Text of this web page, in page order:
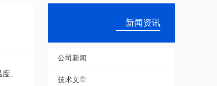
、
新闻资讯
公司新闻
技术文章